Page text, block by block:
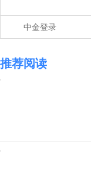
中金登录
推荐阅读